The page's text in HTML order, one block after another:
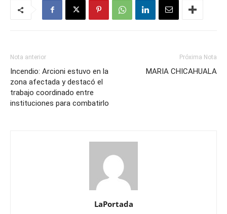
Nota anterior
Incendio: Arcioni estuvo en la
zona afectada y destacó el
trabajo coordinado entre
instituciones para combatirlo
Próxima Nota
MARIA CHICAHUALA
LaPortada